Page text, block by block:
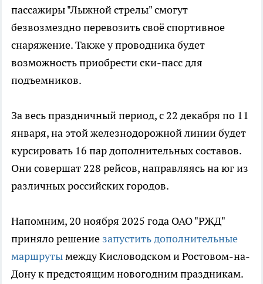
пассажиры "Лыжной стрелы" смогут
безвозмездно перевозить своё спортивное
снаряжение. Также у проводника будет
возможность приобрести ски-пасс для
подъемников.
За весь праздничный период, с 22 декабря по 11
января, на этой железнодорожной линии будет
курсировать 16 пар дополнительных составов.
Они совершат 228 рейсов, направляясь на юг из
различных российских городов.
Напомним, 20 ноября 2025 года ОАО "РЖД"
приняло решение запустить дополнительные
маршрутымежду Кисловодском и Ростовом-на-
Дону к предстоящим новогодним праздникам.